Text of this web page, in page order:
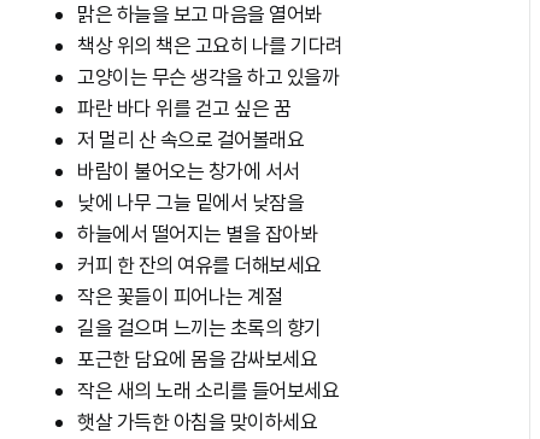
맑은 하늘을 보고 마음을 열어봐
책상 위의 책은 고요히 나를 기다려
고양이는 무슨 생각을 하고 있을까
파란 바다 위를 걷고 싶은 꿈
저 멀리 산 속으로 걸어볼래요
바람이 불어오는 창가에 서서
낮에 나무 그늘 밑에서 낮잠을
하늘에서 떨어지는 별을 잡아봐
커피 한 잔의 여유를 더해보세요
작은 꽃들이 피어나는 계절
길을 걸으며 느끼는 초록의 향기
포근한 담요에 몸을 감싸보세요
작은 새의 노래 소리를 들어보세요
햇살 가득한 아침을 맞이하세요